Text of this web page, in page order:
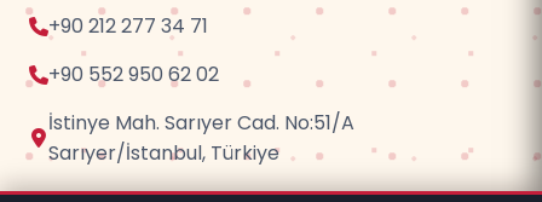
+90 212 277 34 71
+90 552 950 62 02
İstinye Mah. Sarıyer Cad. No:51/A
Sarıyer/İstanbul, Türkiye